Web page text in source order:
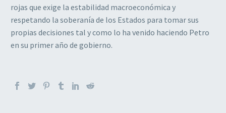
rojas que exige la estabilidad macroeconómica y
respetando la soberanía de los Estados para tomar sus
propias decisiones tal y como lo ha venido haciendo Petro
en su primer año de gobierno.